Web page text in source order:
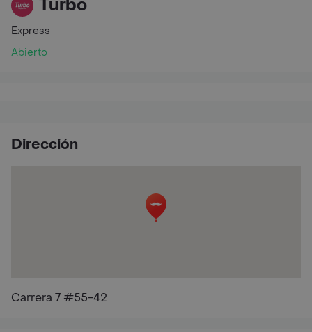
Turbo
Express
Abierto
Dirección
Carrera 7 #55-42